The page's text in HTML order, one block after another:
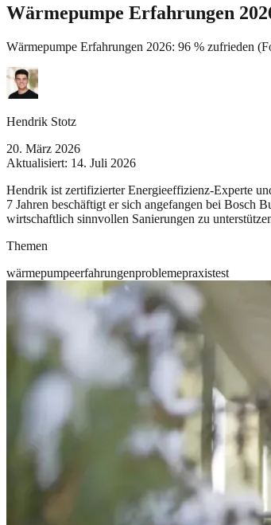
Wärmepumpe Erfahrungen
Wärmepumpe Erfahrungen 2026: 96 % zufrieden
Hendrik Stotz
20. März 2026
Aktualisiert: 14. Juli 2026
Hendrik ist zertifizierter Energieeffizienz-Experte
7 Jahren beschäftigt er sich angefangen bei Bosch
wirtschaftlich sinnvollen Sanierungen zu
Themen
wärmepumpeerfahrungenproblemepraxistest